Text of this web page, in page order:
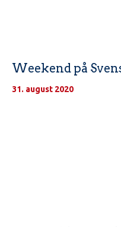
Weekend på
31. august 2020